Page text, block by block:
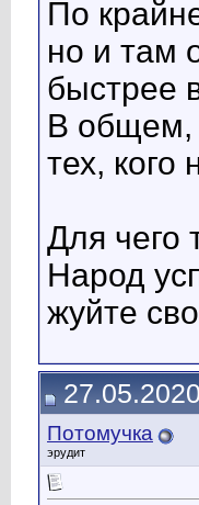
По
но и там
быстрее
В общем,
тех, кого
Для чего
Народ
жуйте
Потомучка
эрудит